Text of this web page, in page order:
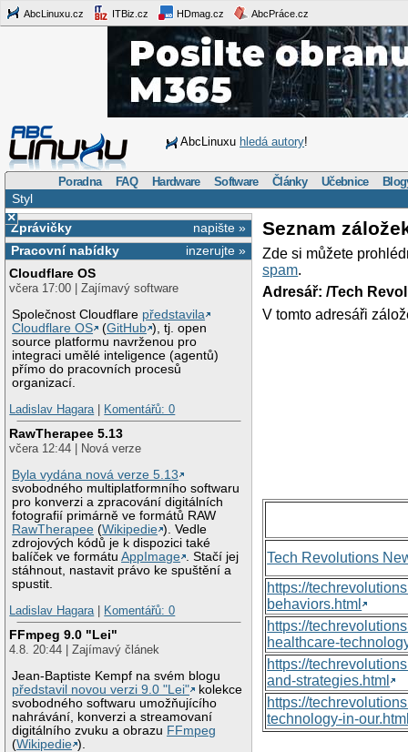
AbcLinuxu.cz ITBiz.cz HDmag.cz AbcPráce.cz
AbcLinuxu hledá autory!
Poradna FAQ Hardware Software Články Učebnice
Styl
×
napište »
Zprávičky
inzerujte »
Pracovní nabídky
Cloudflare OS
včera 17:00 | Zajímavý software
Společnost Cloudflare představila
Cloudflare OS
(GitHub ), tj. open
source platformu navrženou pro
integraci umělé inteligence (agentů)
přímo do pracovních procesů
organizací.
Ladislav Hagara| Komentářů: 0
RawTherapee 5.13
včera 12:44 | Nová verze
Byla vydána nová verze 5.13
svobodného multiplatformního softwaru
pro konverzi a zpracování digitálních
fotografií primárně ve formátů RAW
RawTherapee (Wikipedie ). Vedle
zdrojových kódů je k dispozici také
balíček ve formátuAppImage
. Stačí jej
stáhnout, nastavit právo ke spuštění a
spustit.
Ladislav Hagara| Komentářů: 0
FFmpeg 9.0 "Lei"
4.8. 20:44 | Zajímavý článek
Jean-Baptiste Kempf na svém blogu
představil novou verzi 9.0 "Lei"
kolekce
svobodného softwaru umožňujícího
nahrávání, konverzi a streamovaní
digitálního zvuku a obrazu FFmpeg
(Wikipedie ).
Seznam
Zde si můžete
spam.
Adresář: /Tech
V tomto adresáři
Tech Revolutions
https://
behaviors.html
https://
healthcare-
https://
and-strategies.html
https://
technology-in-